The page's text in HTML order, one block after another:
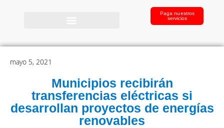
Paga nuestros
servicios
mayo 5, 2021
Municipios recibirán
transferencias eléctricas si
desarrollan proyectos de energías
renovables